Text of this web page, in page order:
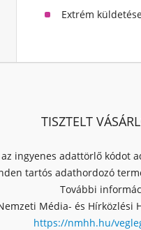
Extrém
TISZTELT
ingyenes adattörlő kódot
tartós adathordozó
További
Média- és Hírközlési
https://nmhh.hu/